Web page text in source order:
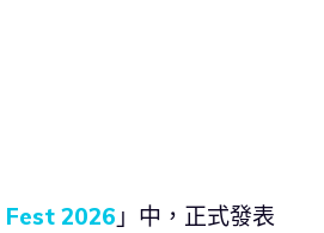
Fest 2026 」中，正式發表